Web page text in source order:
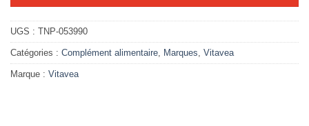
UGS : TNP-053990
Catégories : Complément alimentaire, Marques, Vitavea
Marque : Vitavea